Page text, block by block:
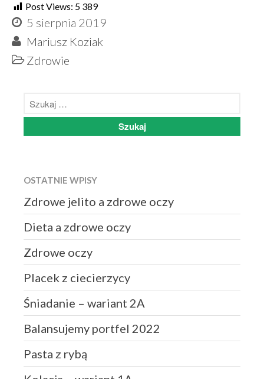
Post Views: 5 389
5 sierpnia 2019
Mariusz Koziak
Zdrowie
OSTATNIE WPISY
Zdrowe jelito a zdrowe oczy
Dieta a zdrowe oczy
Zdrowe oczy
Placek z ciecierzycy
Śniadanie – wariant 2A
Balansujemy portfel 2022
Pasta z rybą